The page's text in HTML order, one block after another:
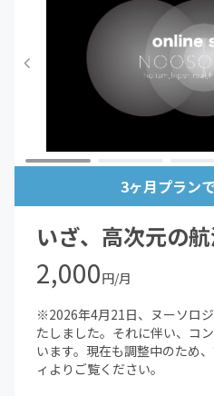
3ヶ月プラン
いざ、高次元の航
2,000円/月
※2026年4月21日、ヌーソロ
たしました。それに伴い、コ
います。現在も調整中のため
ィよりご覧ください。